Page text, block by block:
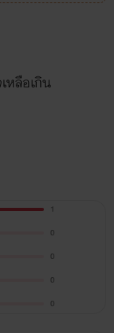
หลือเกิน
1
0
0
0
0